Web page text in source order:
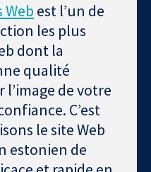
est l’un de
les plus
dont la
qualité
de votre
C’est
le site Web
estonien de